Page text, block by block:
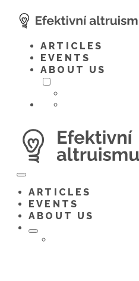
content
ARTICLES
EVENTS
ABOUT US
Toggle
menu
ARTICLES
EVENTS
ABOUT US
Toggle
menu